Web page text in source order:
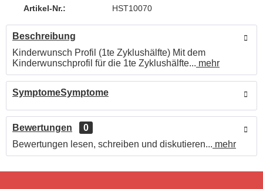
Artikel-Nr.: HST10070
Beschreibung
Kinderwunsch Profil (1te Zyklushälfte) Mit dem
Kinderwunschprofil für die 1te Zyklushälfte... mehr
SymptomeSymptome
Bewertungen
0
Bewertungen lesen, schreiben und diskutieren... mehr